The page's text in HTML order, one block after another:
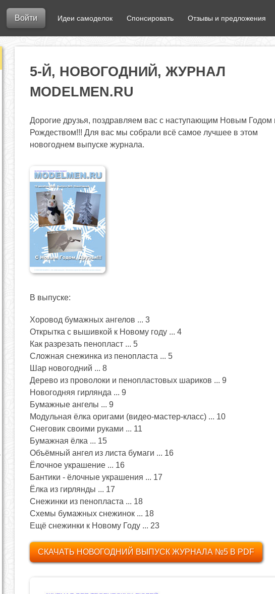
Войти Идеи самоделок Спонсировать Отзывы и предложения
5-Й, НОВОГОДНИЙ, ЖУРНАЛ
MODELMEN.RU
Дорогие друзья, поздравляем вас с наступающим Новым Годом
Рождеством!!! Для вас мы собрали всё самое лучшее в этом
новогоднем выпуске журнала.
В выпуске:
Хоровод бумажных ангелов ... 3
Открытка с вышивкой к Новому году ... 4
Как разрезать пенопласт ... 5
Сложная снежинка из пенопласта ... 5
Шар новогодний ... 8
Дерево из проволоки и пенопластовых шариков ... 9
Новогодняя гирлянда ... 9
Бумажные ангелы ... 9
Модульная ёлка оригами (видео-мастер-класс) ... 10
Снеговик своими руками ... 11
Бумажная ёлка ... 15
Объёмный ангел из листа бумаги ... 16
Ёлочное украшение ... 16
Бантики - ёлочные украшения ... 17
Ёлка из гирлянды ... 17
Снежинки из пенопласта ... 18
Схемы бумажных снежинок ... 18
Ещё снежинки к Новому Году ... 23
СКАЧАТЬ НОВОГОДНИЙ ВЫПУСК ЖУРНАЛА №5 В PDF